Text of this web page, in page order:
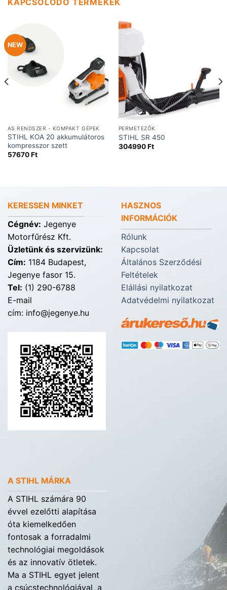
KAPCSOLÓDÓ TERMÉKEK
NEW
AS RENDSZER - KOMPAKT GÉPEK
STIHL KOA 20 akkumulátoros
kompresszor szett
57670Ft
PERMETEZŐK
STIHL SR 450
304990Ft
KERESSEN MINKET
Cégnév: Jegenye
Motorfűrész Kft.
Üzletünk és szervizünk:
Cím: 1184 Budapest,
Jegenye fasor 15.
Tel: (1) 290-6788
E-mail
cím: info@jegenye.hu
HASZNOS
INFORMÁCIÓK
Rólunk
Kapcsolat
Általános Szerződési
Feltételek
Elállási nyilatkozat
Adatvédelmi nyilatkozat
A STIHL MÁRKA
A STIHL számára 90
évvel ezelőtti alapítása
óta kiemelkedően
fontosak a forradalmi
technológiai megoldások
és az innovatív ötletek.
Ma a STIHL egyet jelent
a csúcstechnológiával, a